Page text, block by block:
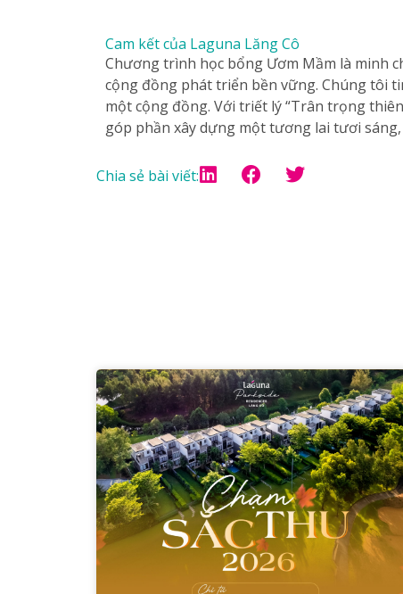
Cam kết của Laguna Lăng Cô
Chương trình học bổng Ươm Mầm là minh
cộng đồng phát triển bền vững. Chúng tôi
một cộng đồng. Với triết lý “Trân trọng
góp phần xây dựng một tương lai tươi
Chia sẻ bài viết: